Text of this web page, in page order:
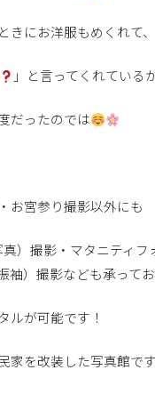
きにお洋服もめくれて
」と言ってくれている
だったのでは
お宮参り撮影以外にも
）撮影・マタニティ
）撮影なども承ってお
ルが可能です！
家を改装した写真館です